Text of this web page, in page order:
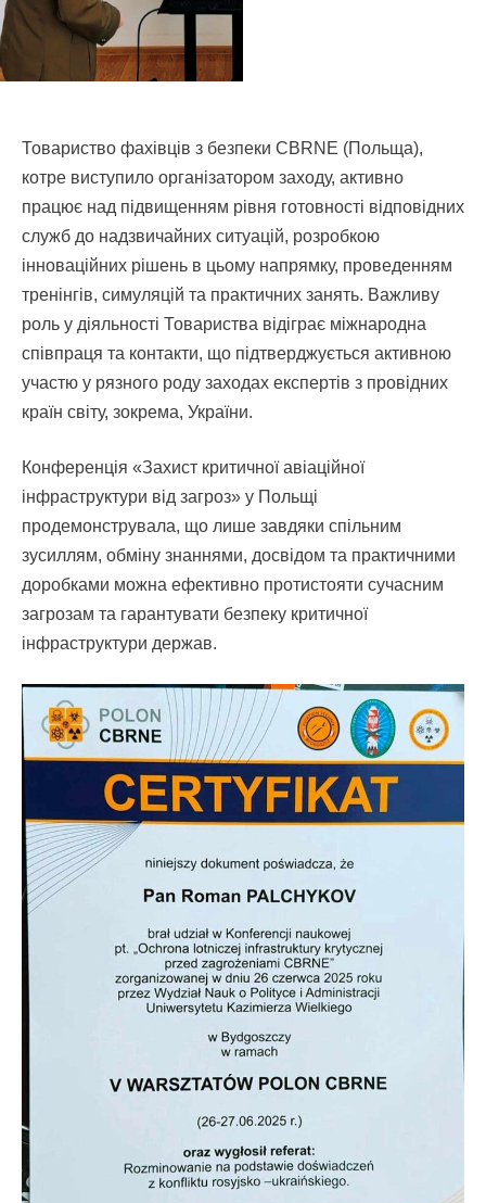
Товариство фахівців з безпеки CBRNE (Польща),
котре виступило організатором заходу, активно
працює над підвищенням рівня готовності відповідних
служб до надзвичайних ситуацій, розробкою
інноваційних рішень в цьому напрямку, проведенням
тренінгів, симуляцій та практичних занять. Важливу
роль у діяльності Товариства відіграє міжнародна
співпраця та контакти, що підтверджується активною
участю у рязного роду заходах експертів з провідних
країн світу, зокрема, України.
Конференція «Захист критичної авіаційної
інфраструктури від загроз» у Польщі
продемонструвала, що лише завдяки спільним
зусиллям, обміну знаннями, досвідом та практичними
доробками можна ефективно протистояти сучасним
загрозам та гарантувати безпеку критичної
інфраструктури держав.